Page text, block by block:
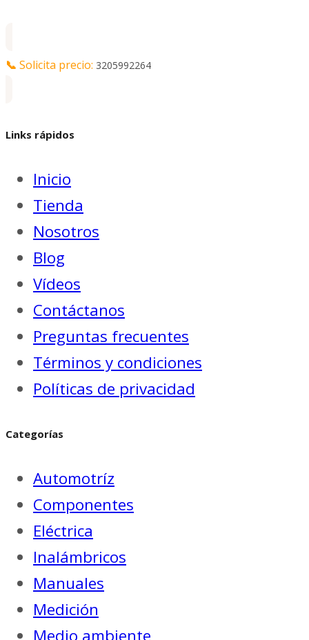
📞 Solicita precio: 3205992264
Links rápidos
Inicio
Tienda
Nosotros
Blog
Vídeos
Contáctanos
Preguntas frecuentes
Términos y condiciones
Políticas de privacidad
Categorías
Automotríz
Componentes
Eléctrica
Inalámbricos
Manuales
Medición
Medio ambiente